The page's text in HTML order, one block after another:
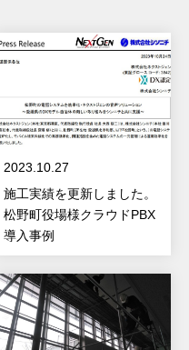
2023.10.27
施工実績を更新しました。
松野町役場様クラウドPBX
導入事例